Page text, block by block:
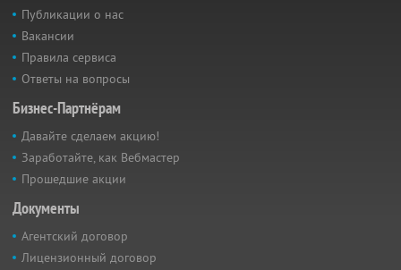
Публикации о нас
Вакансии
Правила сервиса
Ответы на вопросы
Бизнес-Партнёрам
Давайте сделаем акцию!
Заработайте, как Вебмастер
Прошедшие акции
Документы
Агентский договор
Лицензионный договор